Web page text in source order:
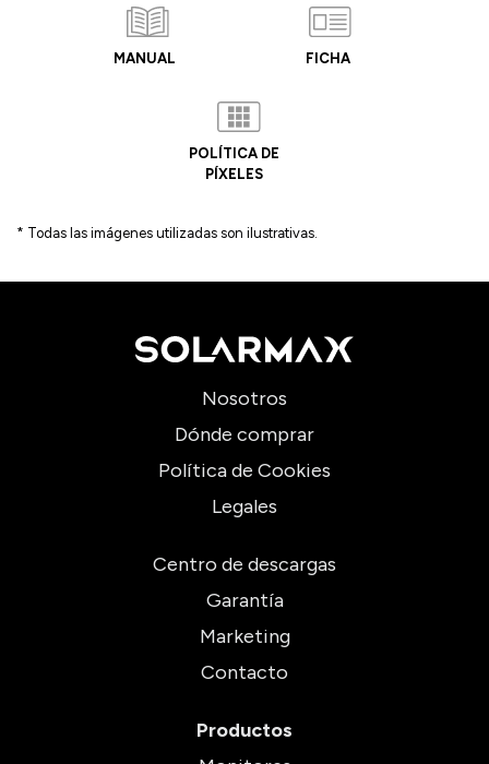
MANUAL FICHA
POLÍTICA DE
PÍXELES
* Todas las imágenes utilizadas son ilustrativas.
Nosotros
Dónde comprar
Política de Cookies
Legales
Centro de descargas
Garantía
Marketing
Contacto
Productos